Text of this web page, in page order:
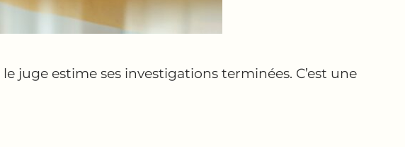
juge estime ses investigations terminées. C’est une